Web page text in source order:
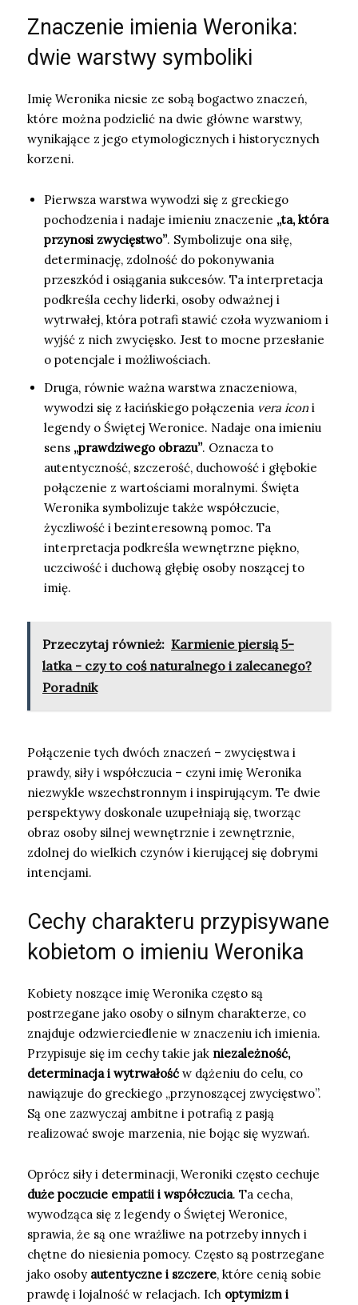
Znaczenie imienia Weronika:
dwie warstwy symboliki
Imię Weronika niesie ze sobą bogactwo znaczeń,
które można podzielić na dwie główne warstwy,
wynikające z jego etymologicznych i historycznych
korzeni.
Pierwsza warstwa wywodzi się z greckiego
pochodzenia i nadaje imieniu znaczenie „ta, która
przynosi zwycięstwo”. Symbolizuje ona siłę,
determinację, zdolność do pokonywania
przeszkód i osiągania sukcesów. Ta interpretacja
podkreśla cechy liderki, osoby odważnej i
wytrwałej, która potrafi stawić czoła wyzwaniom i
wyjść z nich zwycięsko. Jest to mocne przesłanie
o potencjale i możliwościach.
Druga, równie ważna warstwa znaczeniowa,
wywodzi się z łacińskiego połączenia vera icon i
legendy o Świętej Weronice. Nadaje ona imieniu
sens „prawdziwego obrazu”. Oznacza to
autentyczność, szczerość, duchowość i głębokie
połączenie z wartościami moralnymi. Święta
Weronika symbolizuje także współczucie,
życzliwość i bezinteresowną pomoc. Ta
interpretacja podkreśla wewnętrzne piękno,
uczciwość i duchową głębię osoby noszącej to
imię.
Przeczytaj również: Karmienie piersią 5-
latka - czy to coś naturalnego i zalecanego?
Poradnik
Połączenie tych dwóch znaczeń – zwycięstwa i
prawdy, siły i współczucia – czyni imię Weronika
niezwykle wszechstronnym i inspirującym. Te dwie
perspektywy doskonale uzupełniają się, tworząc
obraz osoby silnej wewnętrznie i zewnętrznie,
zdolnej do wielkich czynów i kierującej się dobrymi
intencjami.
Cechy charakteru przypisywane
kobietom o imieniu Weronika
Kobiety noszące imię Weronika często są
postrzegane jako osoby o silnym charakterze, co
znajduje odzwierciedlenie w znaczeniu ich imienia.
Przypisuje się im cechy takie jak niezależność,
determinacja i wytrwałość w dążeniu do celu, co
nawiązuje do greckiego „przynoszącej zwycięstwo”.
Są one zazwyczaj ambitne i potrafią z pasją
realizować swoje marzenia, nie bojąc się wyzwań.
Oprócz siły i determinacji, Weroniki często cechuje
duże poczucie empatii i współczucia. Ta cecha,
wywodząca się z legendy o Świętej Weronice,
sprawia, że są one wrażliwe na potrzeby innych i
chętne do niesienia pomocy. Często są postrzegane
jako osoby autentyczne i szczere, które cenią sobie
prawdę i lojalność w relacjach. Ich optymizm i